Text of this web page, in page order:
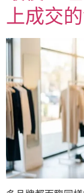
上成交